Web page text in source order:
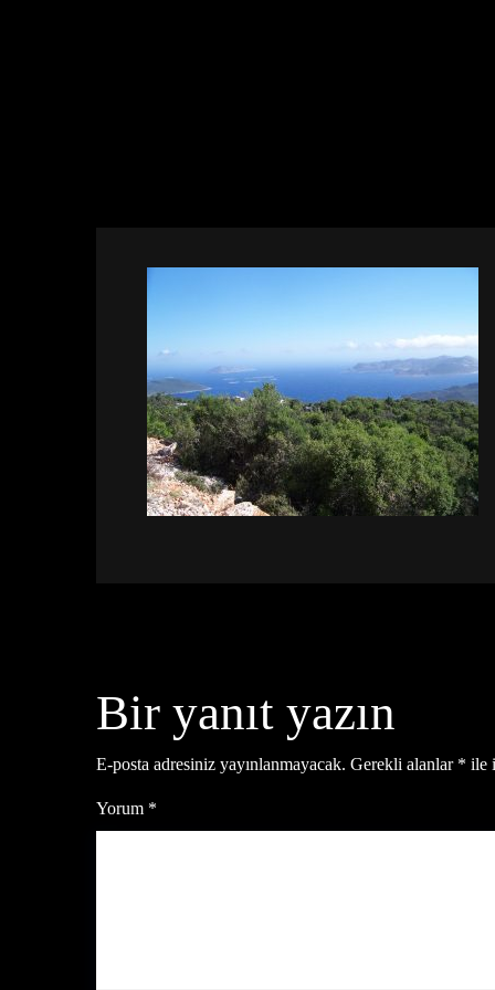
Bir yanıt yazın
E-posta adresiniz yayınlanmayacak. Gerekli alanlar * ile
Yorum *